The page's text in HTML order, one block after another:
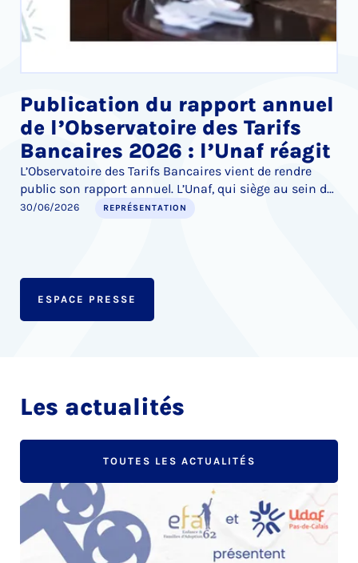
Publication du rapport annuel
de l’Observatoire des Tarifs
Bancaires 2026 : l’Unaf réagit
L’Observatoire des Tarifs Bancaires vient de rendre
public son rapport annuel. L’Unaf, qui siège au sein de
l’instance au nom de la défense des consommateurs,
de plusieurs dispositions visant à encadrer les frais
bancaires liés aux successions, notamment dans le
30/06/2026 REPRÉSENTATION
ESPACE PRESSE
Les actualités
TOUTES LES ACTUALITÉS